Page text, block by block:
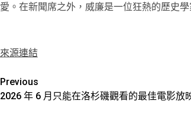
愛。在新聞席之外，威廉是一位狂熱的歷史
來源連結
Post
navigation
Previous
2026 年 6 月只能在洛杉磯觀看的最佳電影放